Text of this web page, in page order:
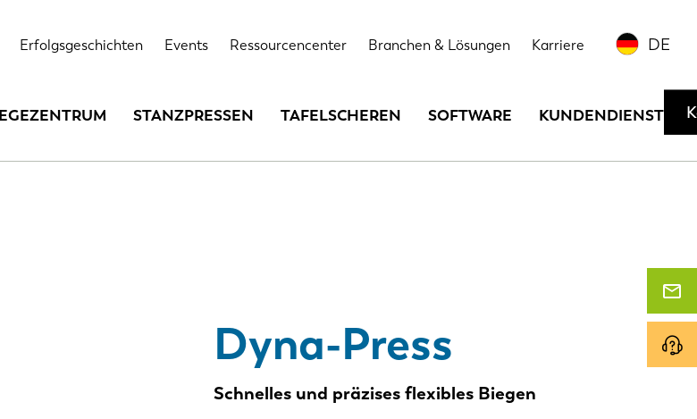
Erfolgsgeschichten Events Ressourcencenter Branchen & Lösungen Karriere DE
STANZPRESSEN TAFELSCHEREN SOFTWARE KUNDENDIENST
Dyna-Press
Schnelles und präzises flexibles Biegen
Technische Spezifikationen Optionen Kontaktieren Sie uns oder fordern Sie eine Vorführung an